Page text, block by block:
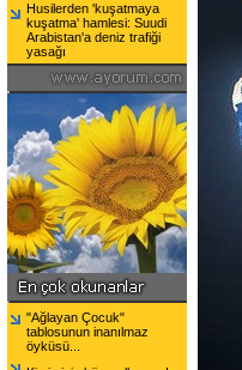
Husilerden 'kuşatmaya
kuşatma' hamlesi: Suudi
Arabistan'a deniz trafiği
yasağı
"Ağlayan Çocuk"
tablosunun inanılmaz
öyküsü...